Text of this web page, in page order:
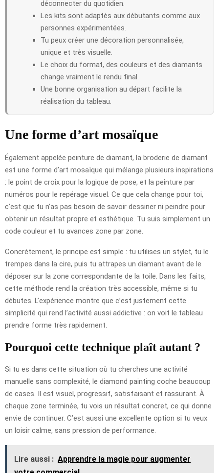
déconnecter du quotidien.
Les kits sont adaptés aux débutants comme aux
personnes expérimentées.
Tu peux créer une décoration personnalisée,
unique et très visuelle.
Le choix du format, des couleurs et des diamants
change vraiment le rendu final.
Une bonne organisation au départ facilite la
réalisation du tableau.
Une forme d’art mosaïque
Également appelée peinture de diamant, la broderie de diamant
est une forme d’art mosaïque qui mélange plusieurs inspirations
: le point de croix pour la logique de pose, et la peinture par
numéros pour le repérage visuel. Ce que cela change pour toi,
c’est que tu n’as pas besoin de savoir dessiner ni peindre pour
obtenir un résultat propre et esthétique. Tu suis simplement un
code couleur et tu avances zone par zone.
Concrètement, le principe est simple : tu utilises un stylet, tu le
trempes dans la cire, puis tu attrapes un diamant avant de le
déposer sur la zone correspondante de la toile. Dans les faits,
cette méthode rend la création très accessible, même si tu
débutes. L’expérience montre que c’est justement cette
simplicité qui rend l’activité aussi addictive : on voit le tableau
prendre forme très rapidement.
Pourquoi cette technique plaît autant ?
Si tu es dans cette situation où tu cherches une activité
manuelle sans complexité, le diamond painting coche beaucoup
de cases. Il est visuel, progressif, satisfaisant et rassurant. À
chaque zone terminée, tu vois un résultat concret, ce qui donne
envie de continuer. C’est aussi une excellente option si tu veux
un loisir calme, sans pression de performance.
Lire aussi : Apprendre la magie pour augmenter